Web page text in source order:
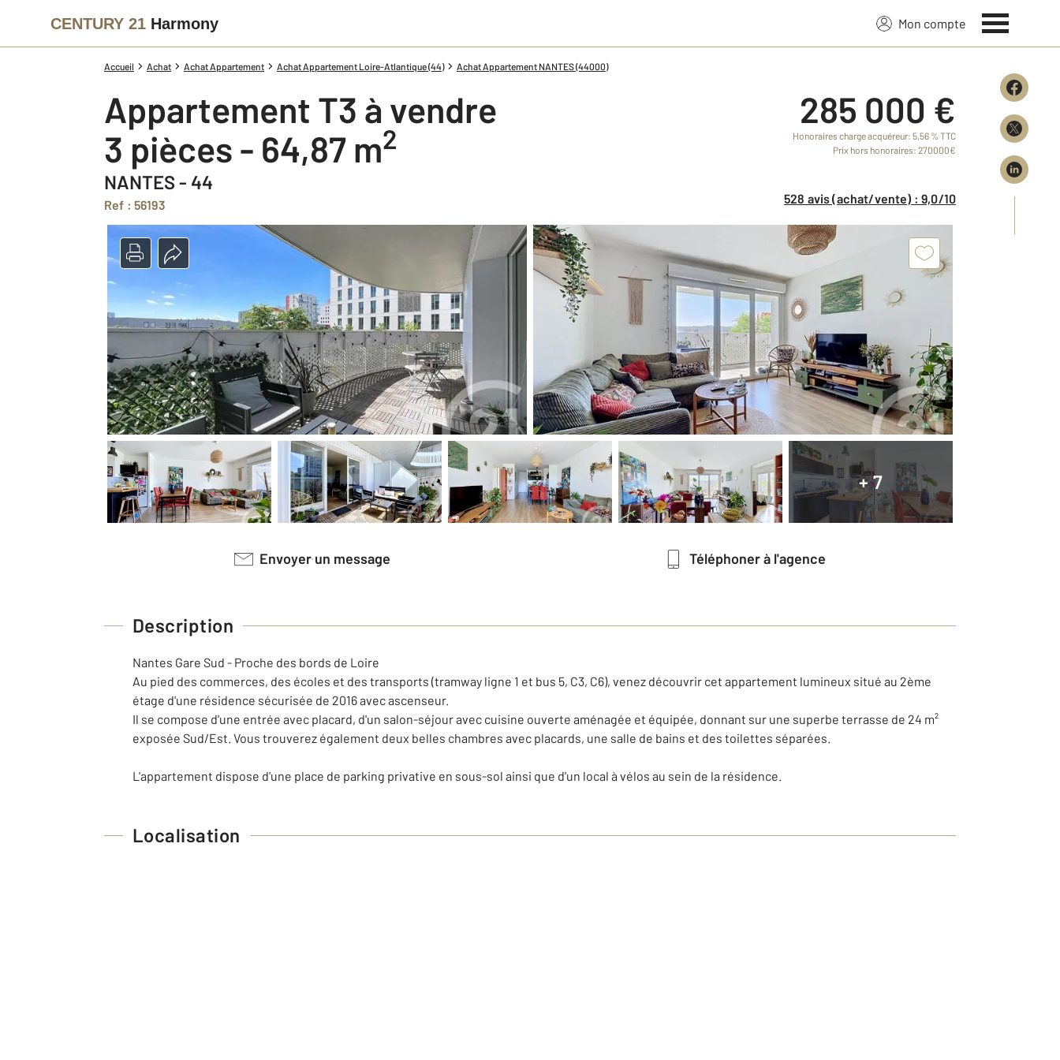
CENTURY 21 Harmony Mon compte
Accueil Achat Achat Appartement Achat Appartement Loire-Atlantique (44) Achat Appartement NANTES (44000)
Appartement T3 à vendre
3 pièces - 64,87 m2
NANTES - 44
Ref : 56193
285 000 €
Honoraires charge acquéreur: 5,56 % TTC
Prix hors honoraires: 270000€
528 avis (achat/vente) : 9,0/10
+ 7
Envoyer un message Téléphoner à l'agence
Description
Nantes Gare Sud - Proche des bords de Loire
Au pied des commerces, des écoles et des transports (tramway ligne 1 et bus 5, C3, C6), venez découvrir cet appartement lumineux situé au 2ème
étage d'une résidence sécurisée de 2016 avec ascenseur.
Il se compose d'une entrée avec placard, d'un salon-séjour avec cuisine ouverte aménagée et équipée, donnant sur une superbe terrasse de 24 m²
exposée Sud/Est. Vous trouverez également deux belles chambres avec placards, une salle de bains et des toilettes séparées.
L'appartement dispose d'une place de parking privative en sous-sol ainsi que d'un local à vélos au sein de la résidence.
Localisation